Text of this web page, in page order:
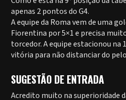
apenas 2 pontos do G4.
A equipe da Roma vem de uma
Fiorentina por 5×1 e precisa
torcedor. A equipe estacionou na
vitória para não distanciar do
SUGESTÃO DE ENTRADA
Acredito muito na superioridade